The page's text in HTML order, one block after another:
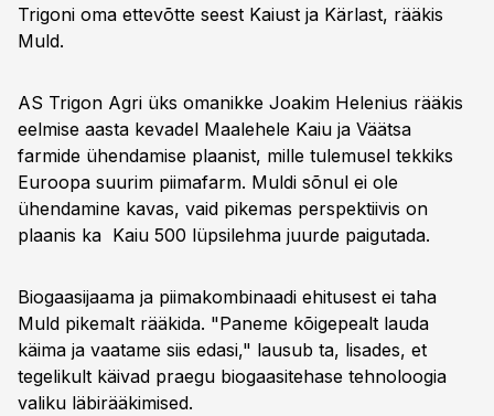
Trigoni oma ettevõtte seest Kaiust ja Kärlast, rääkis
Muld.
AS Trigon Agri üks omanikke Joakim Helenius rääkis
eelmise aasta kevadel Maalehele Kaiu ja Väätsa
farmide ühendamise plaanist, mille tulemusel tekkiks
Euroopa suurim piimafarm. Muldi sõnul ei ole
ühendamine kavas, vaid pikemas perspektiivis on
plaanis ka Kaiu 500 lüpsilehma juurde paigutada.
Biogaasijaama ja piimakombinaadi ehitusest ei taha
Muld pikemalt rääkida. "Paneme kõigepealt lauda
käima ja vaatame siis edasi," lausub ta, lisades, et
tegelikult käivad praegu biogaasitehase tehnoloogia
valiku läbirääkimised.